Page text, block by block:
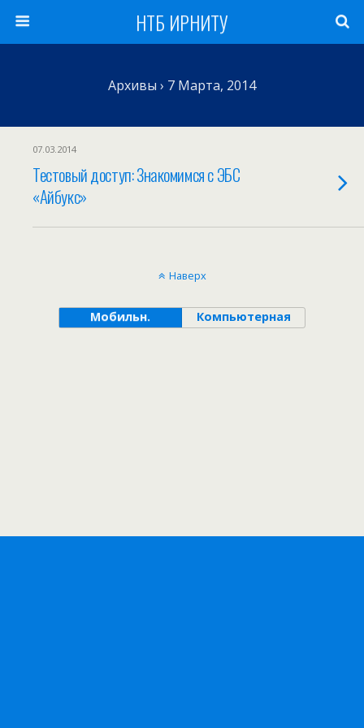
НТБ ИРНИТУ
Архивы › 7 Марта, 2014
07.03.2014
Тестовый доступ: Знакомимся с ЭБС
«Айбукс»
Наверх
Мобильн. Компьютерная